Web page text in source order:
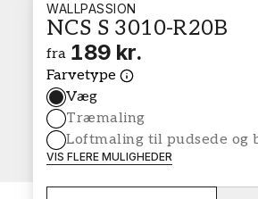
WALLPASSION
NCS S 3010-R20B
fra 189 kr.
Farvetype
Væg
Træmaling
Loftmaling til pudsede og
VIS FLERE MULIGHEDER